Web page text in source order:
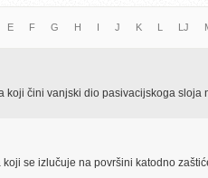
E F G H I J K L LJ
koji čini vanjski dio pasivacijskoga sloja
se izlučuje na površini katodno